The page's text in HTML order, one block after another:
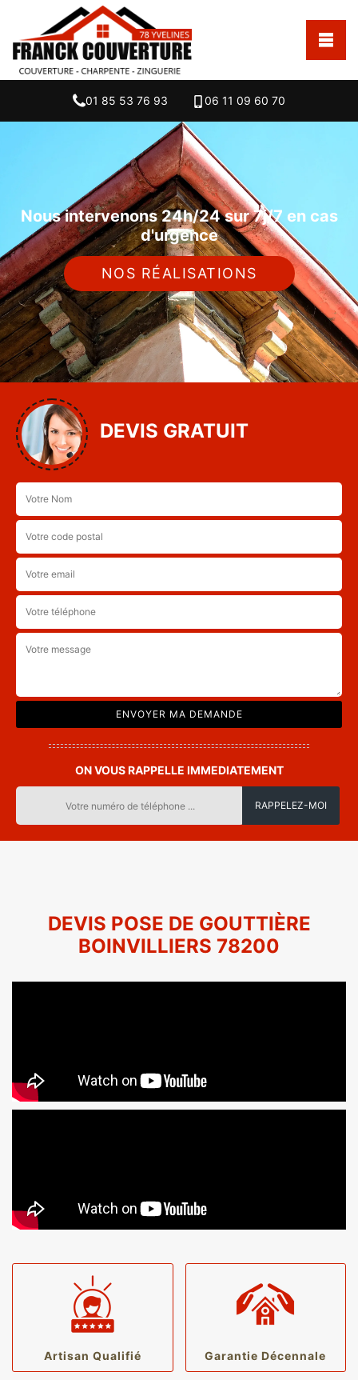
01 85 53 76 93 06 11 09 60 70
Nous intervenons 24h/24 sur 7j/7 en cas
d'urgence
NOS RÉALISATIONS
DEVIS GRATUIT
ON VOUS RAPPELLE IMMEDIATEMENT
DEVIS POSE DE GOUTTIÈRE
BOINVILLIERS 78200
Artisan Qualifié Garantie Décennale